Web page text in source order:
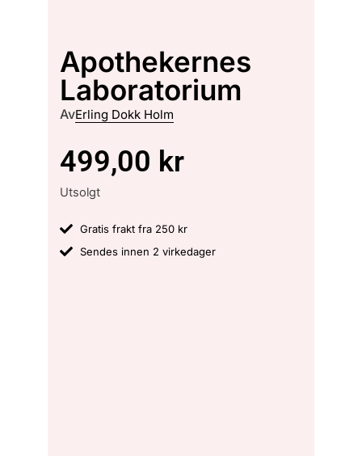
Apothekernes
Laboratorium
AvErling Dokk Holm
499,00 kr
Utsolgt
Gratis frakt fra 250 kr
Sendes innen 2 virkedager